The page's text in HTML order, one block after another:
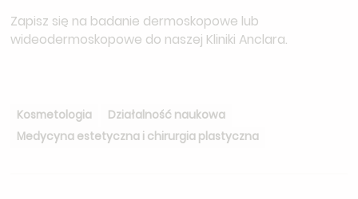
Zapisz się na badanie dermoskopowe lub
wideodermoskopowe do naszej Kliniki Anclara.
Kosmetologia
Działalność naukowa
Medycyna estetyczna i chirurgia plastyczna